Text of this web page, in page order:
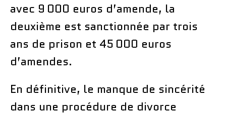
avec 9 000 euros d’amende, la
deuxième est sanctionnée par trois
ans de prison et 45 000 euros
d’amendes.
En définitive, le manque de sincérité
dans une procédure de divorce